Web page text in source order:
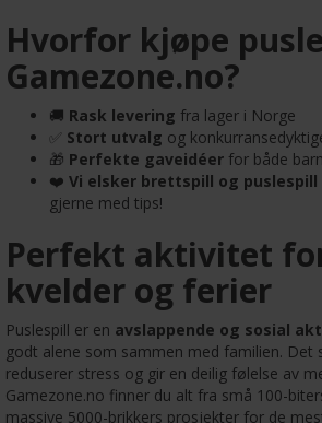
Hvorfor kjøpe
Gamezone.no?
🚚 Rask levering fra lager i Norge
Stort utvalg og
🎁 Perfekte gaveidéer for både
❤️ Vi elsker brettspill og puslespill
gjerne med tips!
Perfekt aktivitet
kvelder og ferier
Puslespill er en avslappende og sosial
godt alene som sammen med familien. Det
reduserer stress og gir en deilig følelse av
Gamezone.no finner du alt fra små 100-
massive 5000-brikkers prosjekter for de